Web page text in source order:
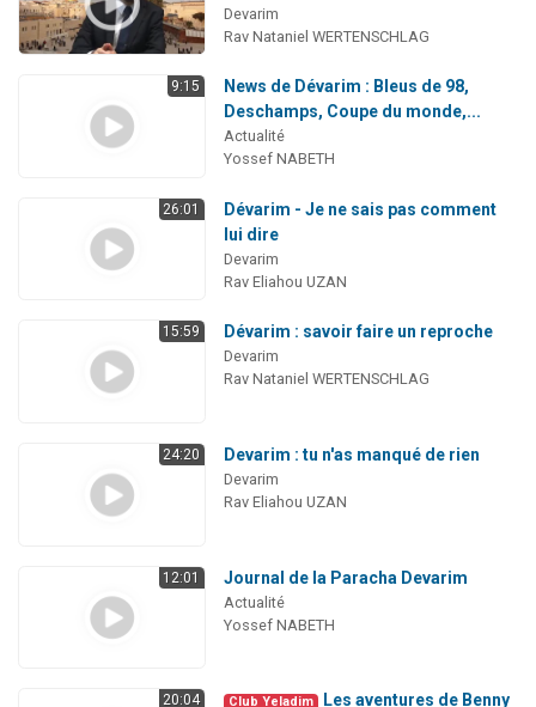
Devarim
Rav Nataniel WERTENSCHLAG
9:15
News de Dévarim : Bleus de 98,
Deschamps, Coupe du monde,...
Actualité
Yossef NABETH
26:01
Dévarim - Je ne sais pas comment
lui dire
Devarim
Rav Eliahou UZAN
15:59 Dévarim : savoir faire un reproche
Devarim
Rav Nataniel WERTENSCHLAG
24:20 Devarim : tu n'as manqué de rien
Devarim
Rav Eliahou UZAN
12:01 Journal de la Paracha Devarim
Actualité
Yossef NABETH
20:04 Club Yeladim Les aventures de Benny